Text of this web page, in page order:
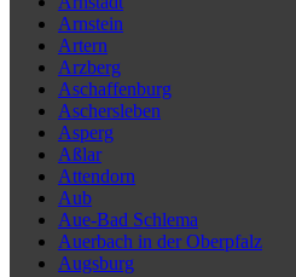
Arnstein
Artern
Arzberg
Aschaffenburg
Aschersleben
Asperg
Aßlar
Attendorn
Aub
Aue-Bad Schlema
Auerbach in der Oberpfalz
Augsburg